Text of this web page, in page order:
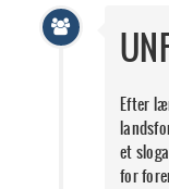
Efter
et
for